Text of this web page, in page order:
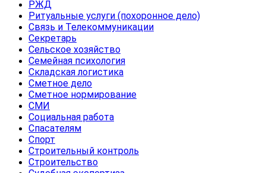
РЖД
Ритуальные услуги (похоронное дело)
Связь и Телекоммуникации
Секретарь
Сельское хозяйство
Семейная психология
Складская логистика
Сметное дело
Сметное нормирование
СМИ
Социальная работа
Спасателям
Спорт
Строительный контроль
Строительство